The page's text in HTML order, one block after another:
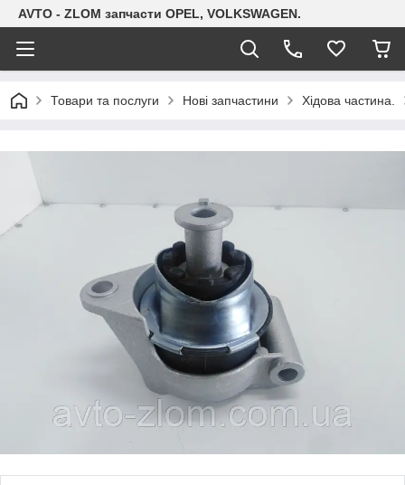
AVTO - ZLOM запчасти OPEL, VOLKSWAGEN.
Товари та послуги Нові запчастини Хідова частина.